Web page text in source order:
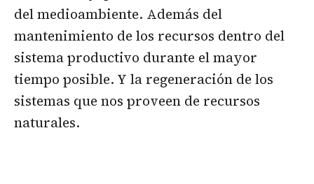
del medioambiente. Además del
mantenimiento de los recursos dentro del
sistema productivo durante el mayor
tiempo posible. Y la regeneración de los
sistemas que nos proveen de recursos
naturales.